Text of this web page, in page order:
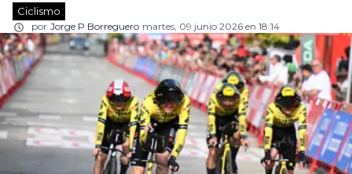
Ciclismo
por Jorge P Borreguero martes, 09 junio 2026 en 18:14